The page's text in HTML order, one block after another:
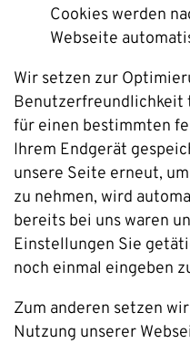
Cookies werden
Webseite
Wir setzen zur
Benutzerfreundlichkeit
für einen bestimmten
Ihrem Endgerät
unsere Seite erneut,
zu nehmen, wird
bereits bei uns waren
Einstellungen Sie
noch einmal eingeben
Zum anderen setzen
Nutzung unserer